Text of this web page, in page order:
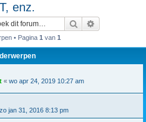
enz.
Zoek
• Pagina 1 van 1
« wo apr 24, 2019 10:27 am
zo jan 31, 2016 8:13 pm